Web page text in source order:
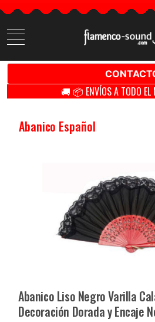
Buscar
productos
🚚 📦 ENVÍOS A TODO
Abanico Español
Abanico Liso Negro Varilla
Decoración Dorada y Encaje